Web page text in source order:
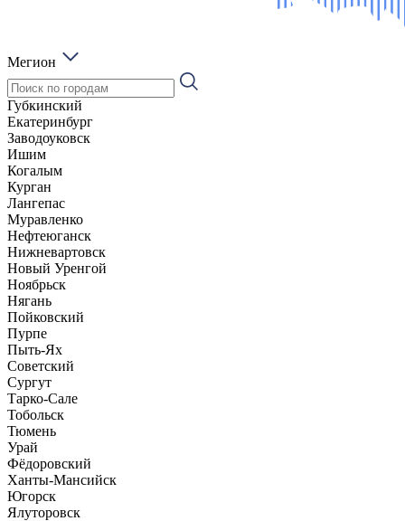
Мегион
Губкинский
Екатеринбург
Заводоуковск
Ишим
Когалым
Курган
Лангепас
Муравленко
Нефтеюганск
Нижневартовск
Новый Уренгой
Ноябрьск
Нягань
Пойковский
Пурпе
Пыть-Ях
Советский
Сургут
Тарко-Сале
Тобольск
Тюмень
Урай
Фёдоровский
Ханты-Мансийск
Югорск
Ялуторовск